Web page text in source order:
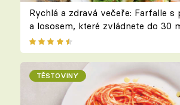
Rychlá a zdravá večeře: Farfalle s
a lososem, které zvládnete do 30
TĚSTOVINY